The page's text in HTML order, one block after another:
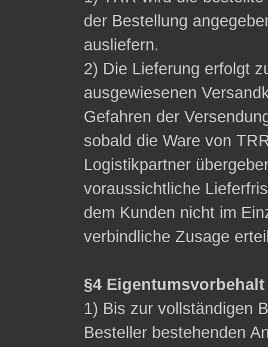
der Bestellung
ausliefern.
2) Die Lieferung erfolgt
ausgewiesenen
Gefahren der
sobald die Ware von
Logistikpartner
voraussichtliche
dem Kunden nicht im
verbindliche Zusage
§4 Eigentumsvorbehalt
1) Bis zur vollständigen
Besteller bestehenden